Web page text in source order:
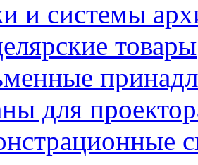
и системы
товары
для